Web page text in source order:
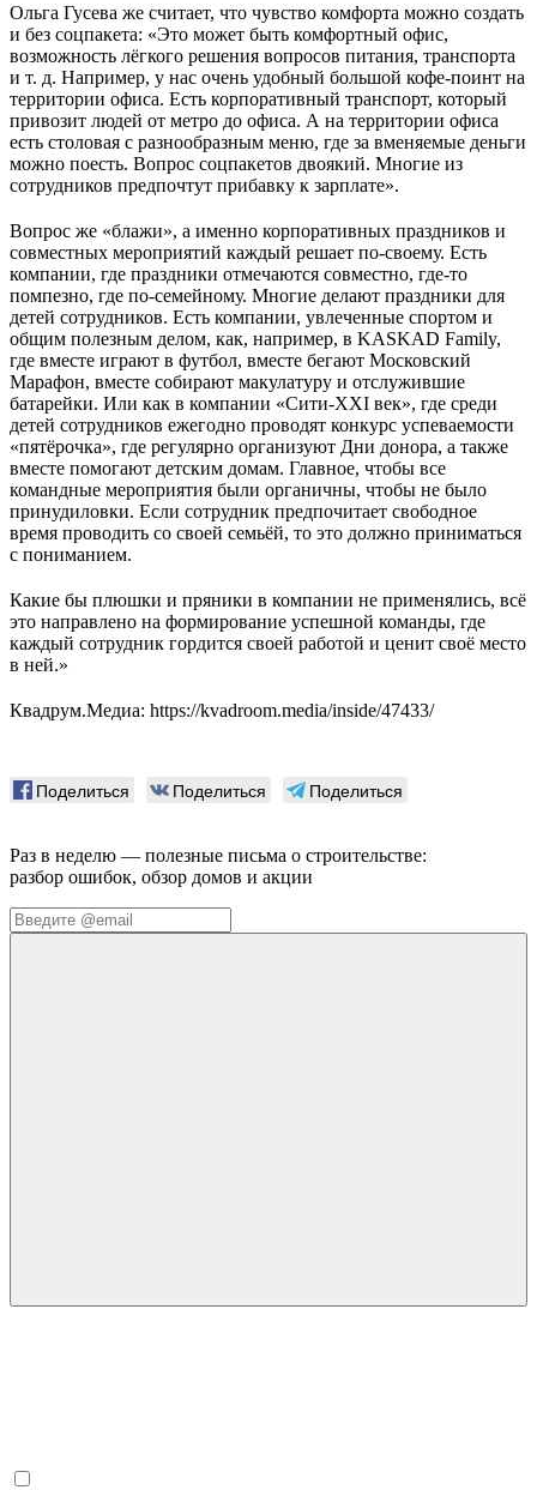
Ольга Гусева же считает, что чувство комфорта можно создать
и без соцпакета: «Это может быть комфортный офис,
возможность лёгкого решения вопросов питания, транспорта
и т. д. Например, у нас очень удобный большой кофе-поинт на
территории офиса. Есть корпоративный транспорт, который
привозит людей от метро до офиса. А на территории офиса
есть столовая с разнообразным меню, где за вменяемые деньги
можно поесть. Вопрос соцпакетов двоякий. Многие из
сотрудников предпочтут прибавку к зарплате».
Вопрос же «блажи», а именно корпоративных праздников и
совместных мероприятий каждый решает по-своему. Есть
компании, где праздники отмечаются совместно, где-то
помпезно, где по-семейному. Многие делают праздники для
детей сотрудников. Есть компании, увлеченные спортом и
общим полезным делом, как, например, в KASKAD Family,
где вместе играют в футбол, вместе бегают Московский
Марафон, вместе собирают макулатуру и отслужившие
батарейки. Или как в компании «Сити-XXI век», где среди
детей сотрудников ежегодно проводят конкурс успеваемости
«пятёрочка», где регулярно организуют Дни донора, а также
вместе помогают детским домам. Главное, чтобы все
командные мероприятия были органичны, чтобы не было
принудиловки. Если сотрудник предпочитает свободное
время проводить со своей семьёй, то это должно приниматься
с пониманием.
Какие бы плюшки и пряники в компании не применялись, всё
это направлено на формирование успешной команды, где
каждый сотрудник гордится своей работой и ценит своё место
в ней.»
Квадрум.Медиа: https://kvadroom.media/inside/47433/
Поделиться Поделиться Поделиться
Раз в неделю — полезные письма о строительстве:
разбор ошибок, обзор домов и акции